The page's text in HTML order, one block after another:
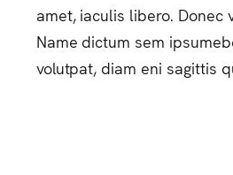
amet, iaculis libero. Donec
Name dictum sem
volutpat, diam eni sagittis